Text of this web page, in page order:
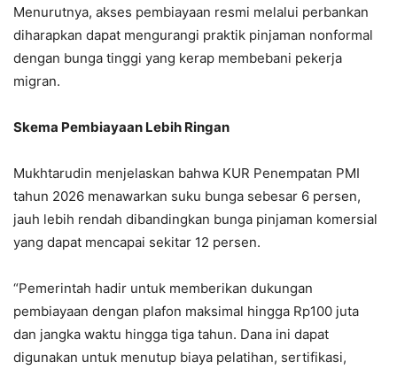
Menurutnya, akses pembiayaan resmi melalui perbankan
diharapkan dapat mengurangi praktik pinjaman nonformal
dengan bunga tinggi yang kerap membebani pekerja
migran.
Skema Pembiayaan Lebih Ringan
Mukhtarudin menjelaskan bahwa KUR Penempatan PMI
tahun 2026 menawarkan suku bunga sebesar 6 persen,
jauh lebih rendah dibandingkan bunga pinjaman komersial
yang dapat mencapai sekitar 12 persen.
“Pemerintah hadir untuk memberikan dukungan
pembiayaan dengan plafon maksimal hingga Rp100 juta
dan jangka waktu hingga tiga tahun. Dana ini dapat
digunakan untuk menutup biaya pelatihan, sertifikasi,